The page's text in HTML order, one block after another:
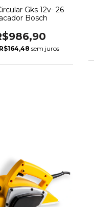
Gks 12v- 26
Bosch
R$164,48 sem juros